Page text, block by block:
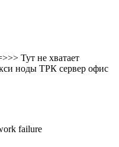
Тут не хватает
ноды ТРК сервер офис
failure